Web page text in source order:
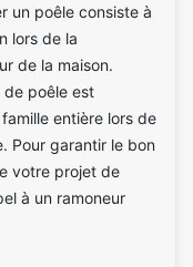
un poêle consiste à
lors de la
de la maison.
de poêle est
entière lors de
Pour garantir le bon
votre projet de
à un ramoneur